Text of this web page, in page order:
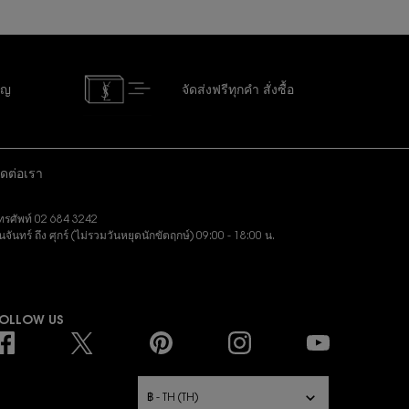
ญ จัดส่งฟรีทุกคำ สั่งซื้อ
ต่อเรา
รศัพท์ 02 684 3242
จันทร์ ถึง ศุกร์ (ไม่รวมวันหยุดนักขัตฤกษ์) 09:00 - 18:00 น.
US
฿ - TH (TH)